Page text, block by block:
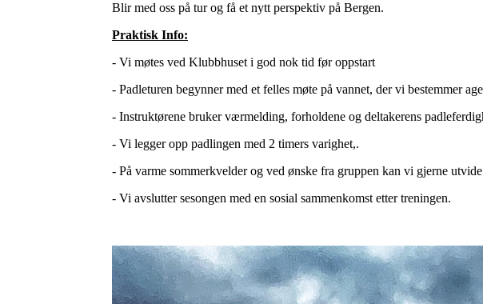
Blir med oss på tur og få et nytt perspektiv på Bergen.
Praktisk Info:
- Vi møtes ved Klubbhuset i god nok tid før oppstart
- Padleturen begynner med et felles møte på vannet, der vi bestemmer
- Instruktørene bruker værmelding, forholdene og deltakerens
- Vi legger opp padlingen med 2 timers varighet,.
- På varme sommerkvelder og ved ønske fra gruppen kan vi gjerne
- Vi avslutter sesongen med en sosial sammenkomst etter treningen.